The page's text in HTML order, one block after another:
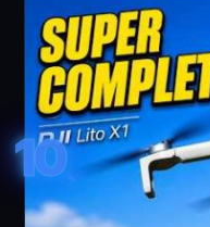
10